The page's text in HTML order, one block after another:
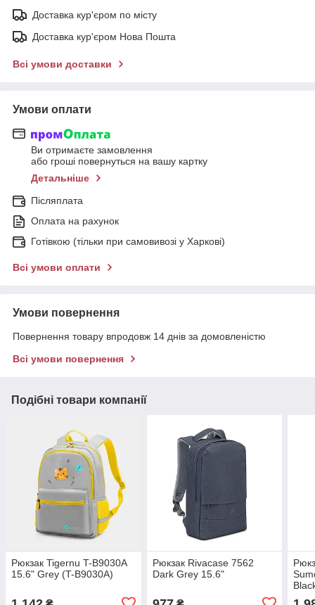
Доставка кур'єром по місту
Доставка кур'єром Нова Пошта
Всі умови доставки
Умови оплати
Ви отримаєте замовлення
або гроші повернуться на вашу картку
Детальніше
Післяплата
Оплата на рахунок
Готівкою (тільки при самовивозі у Харкові)
Всі умови оплати
Умови повернення
Повернення товару впродовж 14 днів за домовленістю
Всі умови повернення
Подібні товари компанії
Рюкзак Tigernu T-B9030A
15.6" Grey (T-B9030A)
Рюкзак Rivacase 7562
Dark Grey 15.6"